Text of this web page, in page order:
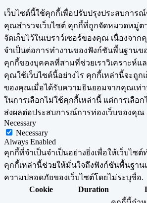
เว็บไซต์นี้ใช้คุกกี้เพื่อปรับปรุงประสบกา
คุณสำรวจเว็บไซต์ คุกกี้ที่ถูกจัดหมวดหมู่ต
จัดเก็บไว้ในเบราว์เซอร์ของคุณ เนื่องจาก
จำเป็นต่อการทำงานของฟังก์ชันพื้นฐานขอ
คุกกี้ของบุคคลที่สามที่ช่วยเราวิเคราะห์แ
คุณใช้เว็บไซต์นี้อย่างไร คุกกี้เหล่านี้จะถูกเ
ของคุณเมื่อได้รับความยินยอมจากคุณเท่
ในการเลือกไม่ใช้คุกกี้เหล่านี้ แต่การเลือ
ส่งผลต่อประสบการณ์การท่องเว็บของคุณ
Necessary
Necessary
Always Enabled
คุกกี้ที่จำเป็นจำเป็นอย่างยิ่งเพื่อให้เว็บไซ
คุกกี้เหล่านี้ช่วยให้มั่นใจถึงฟังก์ชันพื้นฐา
ความปลอดภัยของเว็บไซต์โดยไม่ระบุชื่อ.
Cookie
Duration